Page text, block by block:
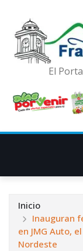
El
Inicio
Inauguran
en JMG Auto,
Nordeste